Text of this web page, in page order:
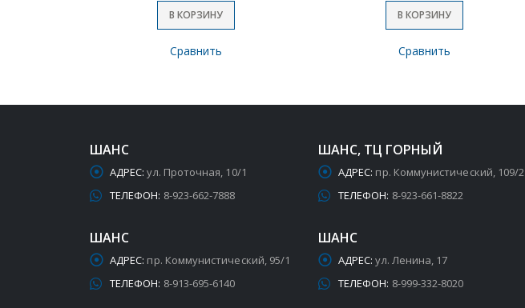
В КОРЗИНУ
Сравнить
В КОРЗИНУ
Сравнить
ШАНС
АДРЕС: ул. Проточная, 10/1
ТЕЛЕФОН: 8-923-662-7888
ШАНС
АДРЕС: пр. Коммунистический, 95/1
ТЕЛЕФОН: 8-913-695-6140
ШАНС, ТЦ ГОРНЫЙ
АДРЕС: пр. Коммунистический, 109/2
ТЕЛЕФОН: 8-923-661-8822
ШАНС
АДРЕС: ул. Ленина, 17
ТЕЛЕФОН: 8-999-332-8020